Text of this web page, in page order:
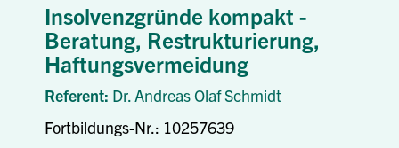
Insolvenzgründe kompakt -
Beratung, Restrukturierung,
Haftungsvermeidung
Referent: Dr. Andreas Olaf Schmidt
Fortbildungs-Nr.: 10257639